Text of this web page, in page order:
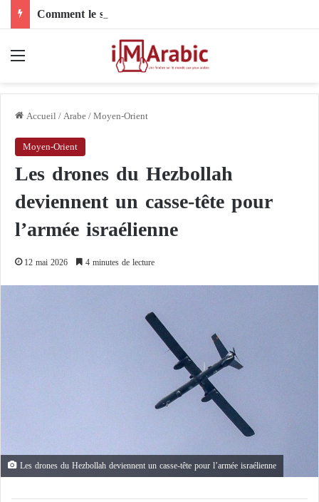
Accueil/Arabe/Moyen-Orient
Moyen-Orient
Les drones du Hezbollah
deviennent un casse-tête pour
l’armée israélienne
12 mai 2026 4 minutes de lecture
Les drones du Hezbollah deviennent un casse-tête pour l’armée israélienne